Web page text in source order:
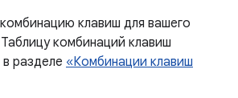
клавиш для вашего
комбинаций клавиш
разделе «Комбинации клавиш